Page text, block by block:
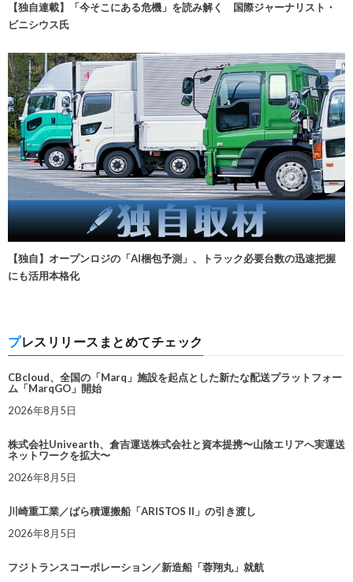
【独自連載】「今そこにある危機」を読み解く 国際ジャーナリスト・
ビニシウス氏
【独自】オープンロジの「AI梱包予測」、トラック必要台数の迅速把握
にも活用本格化
プレスリリースまとめてチェック
CBcloud、全国の「Marq」施設を起点とした新たな配送プラットフォー
ム「MarqGO」開始
2026年8月5日
株式会社Univearth、倉吉運送株式会社と資本提携〜山陰エリアへ実運送
ネットワークを拡大〜
2026年8月5日
川崎重工業／ばら積運搬船「ARISTOS II」の引き渡し
2026年8月5日
フジトランスコーポレーション／新造船「蓉翔丸」就航